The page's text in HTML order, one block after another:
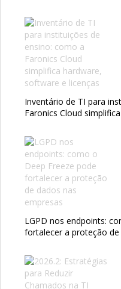
Inventário de TI para
Faronics Cloud
LGPD nos endpoints:
fortalecer a proteção